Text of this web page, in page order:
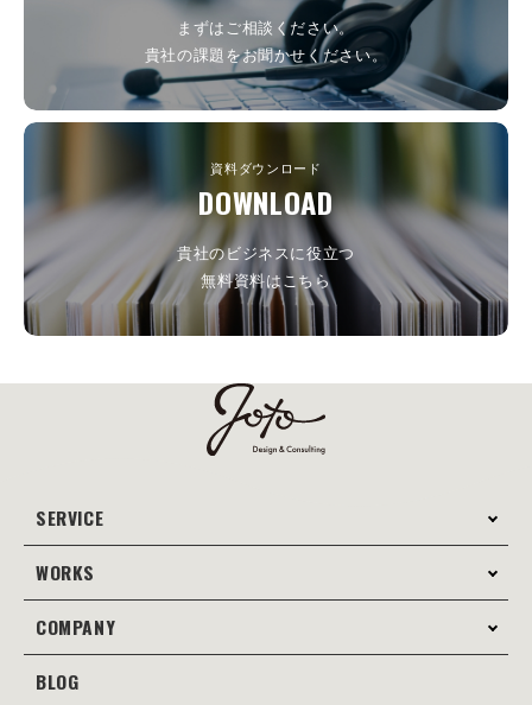
資料ダウンロード
DOWNLOAD
貴社のビジネスに役立つ
無料資料はこちら
まずはご相談ください。
貴社の課題をお聞かせください。
SERVICE
サービス案内
コンサルティング
Webサイト制作
WORKS
制作事例
Web
COMPANY
会社案内
BLOG